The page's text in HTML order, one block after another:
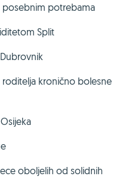
posebnim potrebama
Split
kronično bolesne
oboljelih od solidnih